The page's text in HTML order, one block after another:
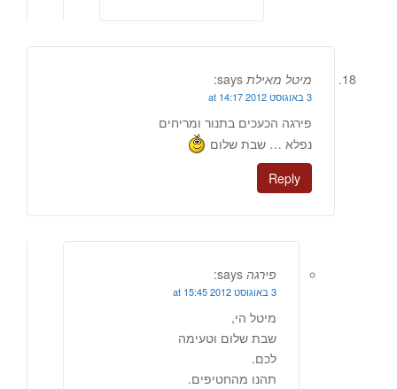
מיטל מאילת says:
3 באוגוסט 2012 at 14:17
פירגה הכעכים בתנור ומריחים
נפלא … שבת שלום
Reply
פירגה says:
3 באוגוסט 2012 at 15:45
מיטל הי,
שבת שלום וטעימה
לכם.
תהנו מהחטיפים.